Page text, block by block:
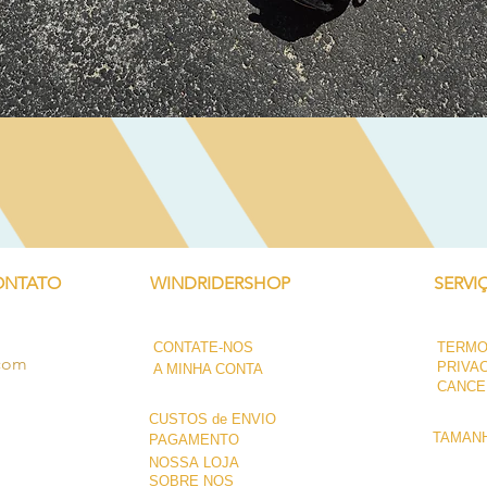
Visualização rápida
WINDRIDERSHOP
CONTATE-NOS
A MINHA CONTA
CUSTOS de ENVIO
PAGAMENTO
NOSSA LOJA
SOBRE NÓS